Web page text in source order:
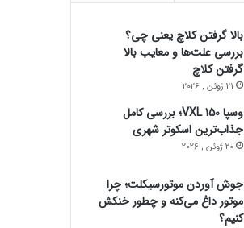
بالا گرفتن کلاچ یعنی چی؟
بررسی علت‌ها و معایب بالا
گرفتن کلاچ
21 ژوئن , 2026
وسپا VXL 150؛ بررسی کامل
جذاب‌ترین اسکوتر شهری
20 ژوئن , 2026
جوش آوردن موتورسیکلت؛ چرا
موتور داغ می‌کنه و چطور خنکش
کنیم؟